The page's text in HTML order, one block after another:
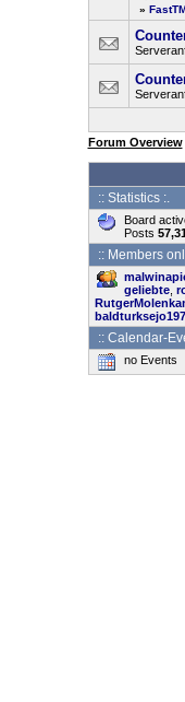
»
Forum Overview
:: Statistics :.
Board
Posts
:: Members
geliebte,
:: Calendar-
no Events